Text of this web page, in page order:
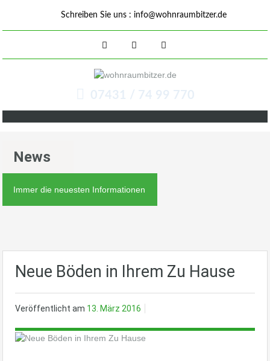
Schreiben Sie uns : info@wohnraumbitzer.de
07431 / 74 99 770
News
Immer die neuesten Informationen
Neue Böden in Ihrem Zu Hause
Veröffentlicht am 13. März 2016